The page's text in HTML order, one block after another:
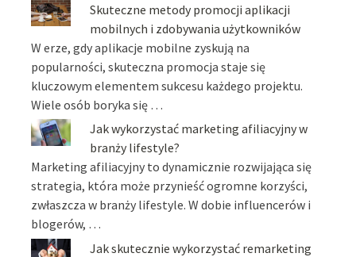
Skuteczne metody promocji aplikacji
mobilnych i zdobywania użytkowników
W erze, gdy aplikacje mobilne zyskują na
popularności, skuteczna promocja staje się
kluczowym elementem sukcesu każdego projektu.
Wiele osób boryka się …
Jak wykorzystać marketing afiliacyjny w
branży lifestyle?
Marketing afiliacyjny to dynamicznie rozwijająca się
strategia, która może przynieść ogromne korzyści,
zwłaszcza w branży lifestyle. W dobie influencerów i
blogerów, …
Jak skutecznie wykorzystać remarketing